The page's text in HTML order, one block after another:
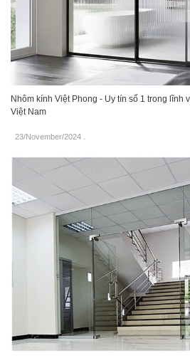
Nhôm kính Việt Phong - Uy tín số 1 trong lĩnh
Việt Nam
23/November/2024